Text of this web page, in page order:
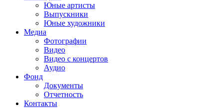
Юные артисты
Выпускники
Юные художники
Медиа
Фотографии
Видео
Видео с концертов
Аудио
Фонд
Документы
Отчетность
Контакты